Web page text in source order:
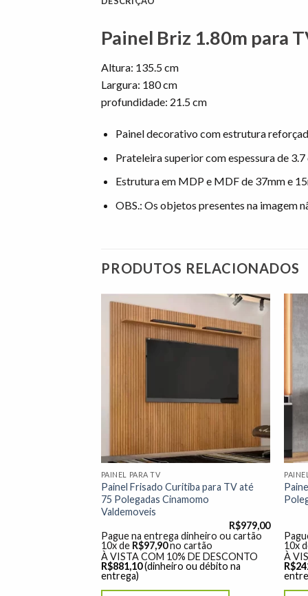
Painel Briz 1.80m para
Altura: 135.5 cm
Largura: 180 cm
profundidade: 21.5 cm
Painel decorativo com estrutura
Prateleira superior com espessura de 3.7
Estrutura em MDP e MDF de 37mm e
OBS.: Os objetos presentes na imagem
PRODUTOS RELACIONADOS
PAINEL PARA TV
Painel Frisado Curitiba para TV até
75 Polegadas Cinamomo
Valdemoveis
R$979,00
Pague na entrega dinheiro ou cartão
10x de R$97,90no cartão
À VISTA COM 10% DE DESCONTO
R$881,10(dinheiro ou débito na
entrega)
10x
À
R$